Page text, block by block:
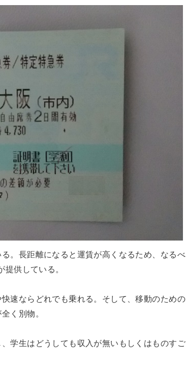
。長距離になると運賃が高くなるため、なるべ
供している。
速ならどれでも乗れる。そして、移動のための
く別物。
学生はどうしても収入が無いもしくはものすご